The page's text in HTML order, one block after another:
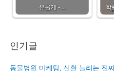
유롭게 -…
학
인기글
동물병원 마케팅, 신환 늘리는 진